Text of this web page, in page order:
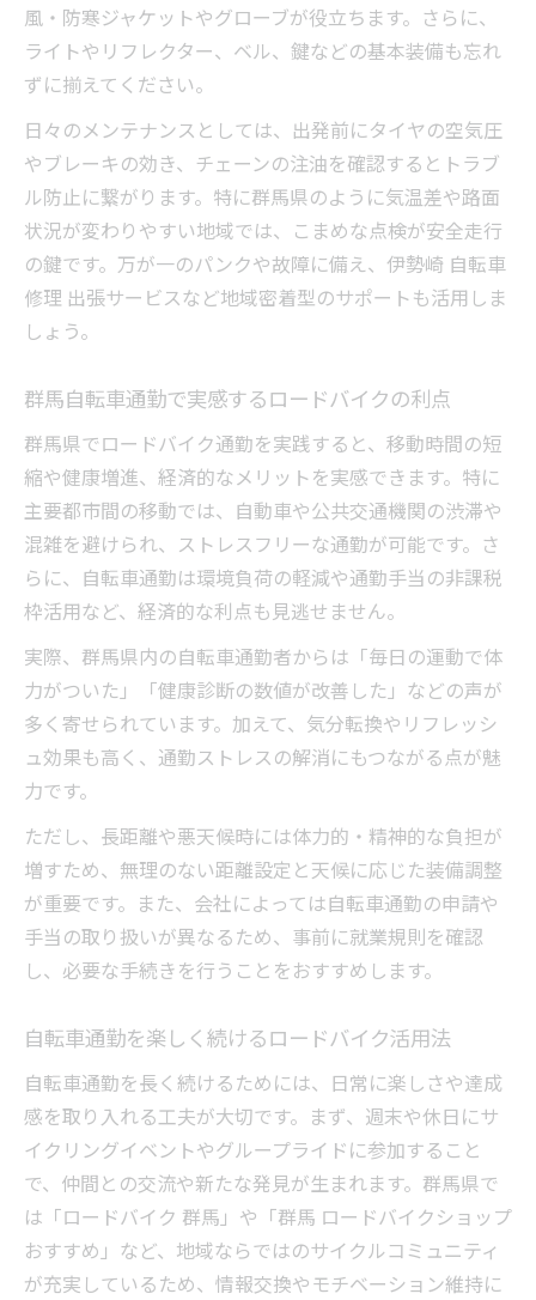
風・防寒ジャケットやグローブが役立ちます。さらに、
ライトやリフレクター、ベル、鍵などの基本装備も忘れ
ずに揃えてください。
日々のメンテナンスとしては、出発前にタイヤの空気圧
やブレーキの効き、チェーンの注油を確認するとトラブ
ル防止に繋がります。特に群馬県のように気温差や路面
状況が変わりやすい地域では、こまめな点検が安全走行
の鍵です。万が一のパンクや故障に備え、伊勢崎 自転車
修理 出張サービスなど地域密着型のサポートも活用しま
しょう。
群馬自転車通勤で実感するロードバイクの利点
群馬県でロードバイク通勤を実践すると、移動時間の短
縮や健康増進、経済的なメリットを実感できます。特に
主要都市間の移動では、自動車や公共交通機関の渋滞や
混雑を避けられ、ストレスフリーな通勤が可能です。さ
らに、自転車通勤は環境負荷の軽減や通勤手当の非課税
枠活用など、経済的な利点も見逃せません。
実際、群馬県内の自転車通勤者からは「毎日の運動で体
力がついた」「健康診断の数値が改善した」などの声が
多く寄せられています。加えて、気分転換やリフレッシ
ュ効果も高く、通勤ストレスの解消にもつながる点が魅
力です。
ただし、長距離や悪天候時には体力的・精神的な負担が
増すため、無理のない距離設定と天候に応じた装備調整
が重要です。また、会社によっては自転車通勤の申請や
手当の取り扱いが異なるため、事前に就業規則を確認
し、必要な手続きを行うことをおすすめします。
自転車通勤を楽しく続けるロードバイク活用法
自転車通勤を長く続けるためには、日常に楽しさや達成
感を取り入れる工夫が大切です。まず、週末や休日にサ
イクリングイベントやグループライドに参加すること
で、仲間との交流や新たな発見が生まれます。群馬県で
は「ロードバイク 群馬」や「群馬 ロードバイクショップ
おすすめ」など、地域ならではのサイクルコミュニティ
が充実しているため、情報交換やモチベーション維持に